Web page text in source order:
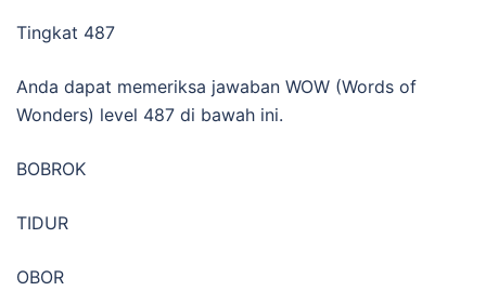
Tingkat 487
Anda dapat memeriksa jawaban WOW (Words of
Wonders) level 487 di bawah ini.
BOBROK
TIDUR
OBOR